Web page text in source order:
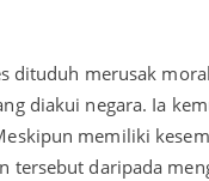
dituduh merusak
diakui negara. Ia
memiliki
tersebut daripada